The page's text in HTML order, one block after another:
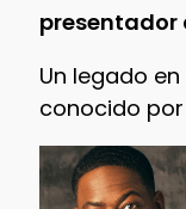
presentador
Un legado
conocido